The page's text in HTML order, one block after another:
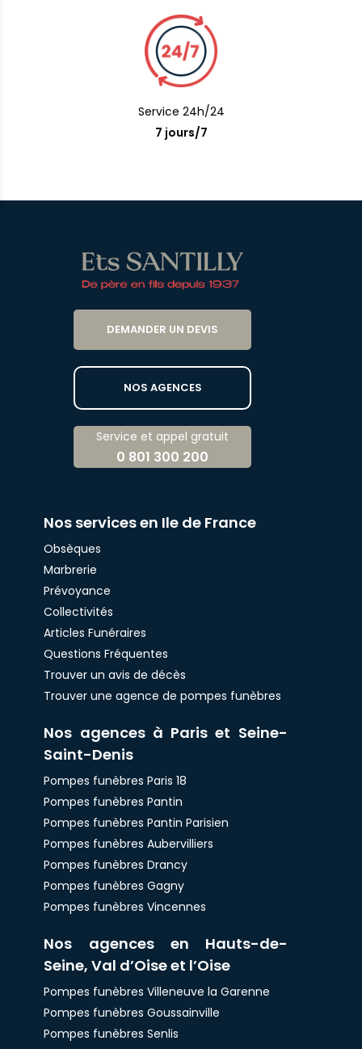
Service 24h/24
7 jours/7
DEMANDER UN DEVIS
NOS AGENCES
Service et appel gratuit
0 801 300 200
Nos services en Ile de France
Obsèques
Marbrerie
Prévoyance
Collectivités
Articles Funéraires
Questions Fréquentes
Trouver un avis de décès
Trouver une agence de pompes funèbres
Nos agences à Paris et Seine-
Saint-Denis
Pompes funèbres Paris 18
Pompes funèbres Pantin
Pompes funèbres Pantin Parisien
Pompes funèbres Aubervilliers
Pompes funèbres Drancy
Pompes funèbres Gagny
Pompes funèbres Vincennes
Nos agences en Hauts-de-
Seine, Val d’Oise et l’Oise
Pompes funèbres Villeneuve la Garenne
Pompes funèbres Goussainville
Pompes funèbres Senlis